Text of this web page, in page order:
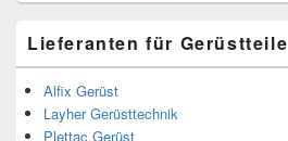
Lieferanten für Gerüstteile
Alfix Gerüst
Layher Gerüsttechnik
Plettac Gerüst